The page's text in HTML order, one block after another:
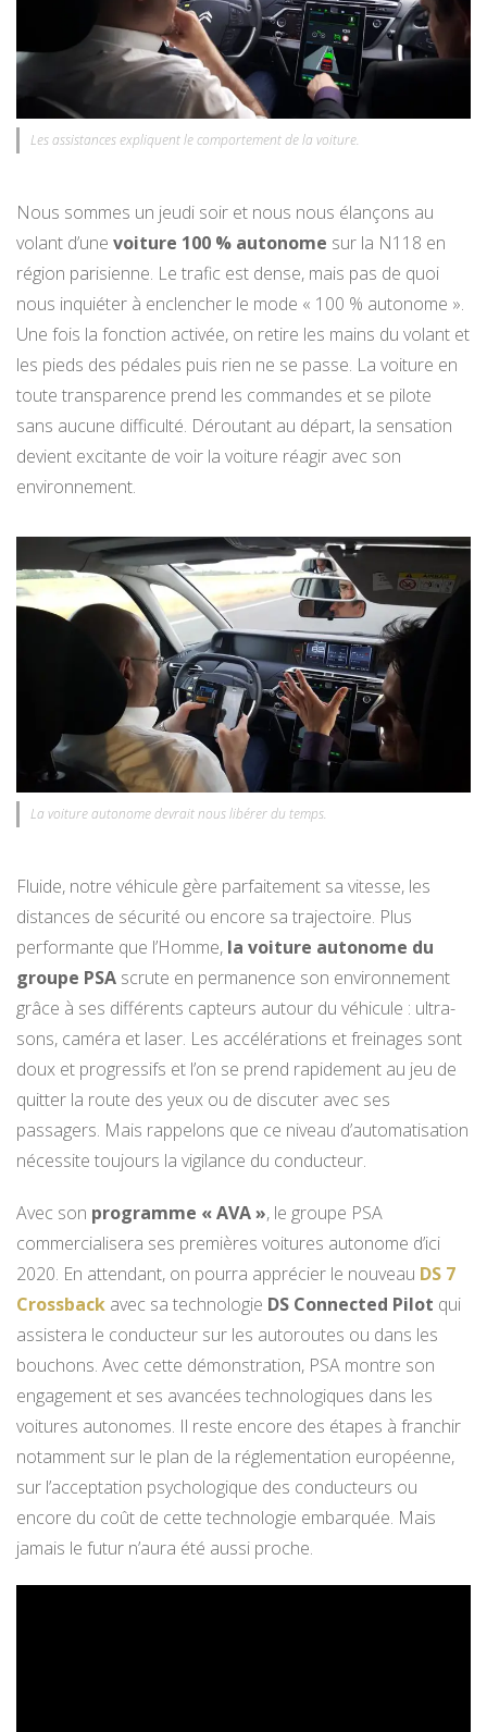
Les assistances expliquent le comportement de la voiture.
Nous sommes un jeudi soir et nous nous élançons au
volant d’une voiture 100 % autonome sur la N118 en
région parisienne. Le trafic est dense, mais pas de quoi
nous inquiéter à enclencher le mode « 100 % autonome ».
Une fois la fonction activée, on retire les mains du volant et
les pieds des pédales puis rien ne se passe. La voiture en
toute transparence prend les commandes et se pilote
sans aucune difficulté. Déroutant au départ, la sensation
devient excitante de voir la voiture réagir avec son
environnement.
La voiture autonome devrait nous libérer du temps.
Fluide, notre véhicule gère parfaitement sa vitesse, les
distances de sécurité ou encore sa trajectoire. Plus
performante que l’Homme, la voiture autonome du
groupe PSA scrute en permanence son environnement
grâce à ses différents capteurs autour du véhicule : ultra-
sons, caméra et laser. Les accélérations et freinages sont
doux et progressifs et l’on se prend rapidement au jeu de
quitter la route des yeux ou de discuter avec ses
passagers. Mais rappelons que ce niveau d’automatisation
nécessite toujours la vigilance du conducteur.
Avec son programme « AVA », le groupe PSA
commercialisera ses premières voitures autonome d’ici
2020. En attendant, on pourra apprécier le nouveau DS 7
Crossback avec sa technologie DS Connected Pilot qui
assistera le conducteur sur les autoroutes ou dans les
bouchons. Avec cette démonstration, PSA montre son
engagement et ses avancées technologiques dans les
voitures autonomes. Il reste encore des étapes à franchir
notamment sur le plan de la réglementation européenne,
sur l’acceptation psychologique des conducteurs ou
encore du coût de cette technologie embarquée. Mais
jamais le futur n’aura été aussi proche.